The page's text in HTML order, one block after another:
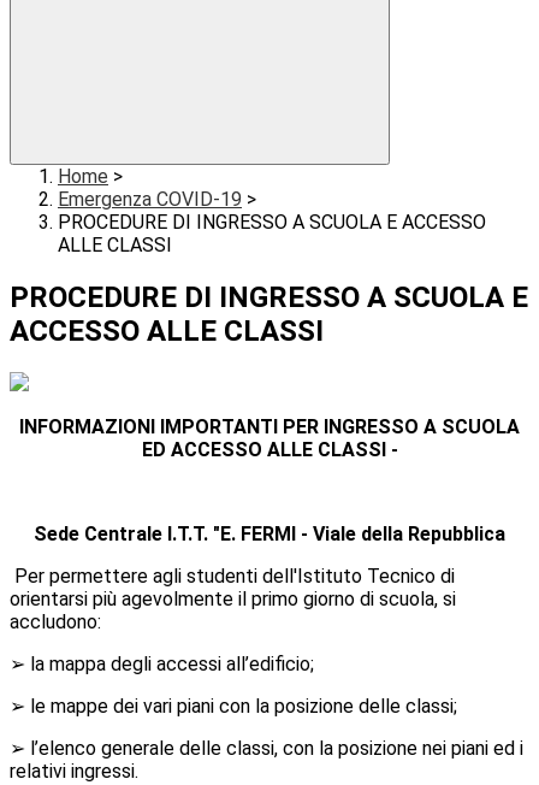
Home >
Emergenza COVID-19 >
PROCEDURE DI INGRESSO A SCUOLA E ACCESSO
ALLE CLASSI
PROCEDURE DI INGRESSO A SCUOLA E
ACCESSO ALLE CLASSI
INFORMAZIONI IMPORTANTI PER INGRESSO A SCUOLA
ED ACCESSO ALLE CLASSI -
Sede Centrale I.T.T. "E. FERMI - Viale della Repubblica
Per permettere agli studenti dell'Istituto Tecnico di
orientarsi più agevolmente il primo giorno di scuola, si
accludono:
➢ la mappa degli accessi all’edificio;
➢ le mappe dei vari piani con la posizione delle classi;
➢ l’elenco generale delle classi, con la posizione nei piani ed i
relativi ingressi.